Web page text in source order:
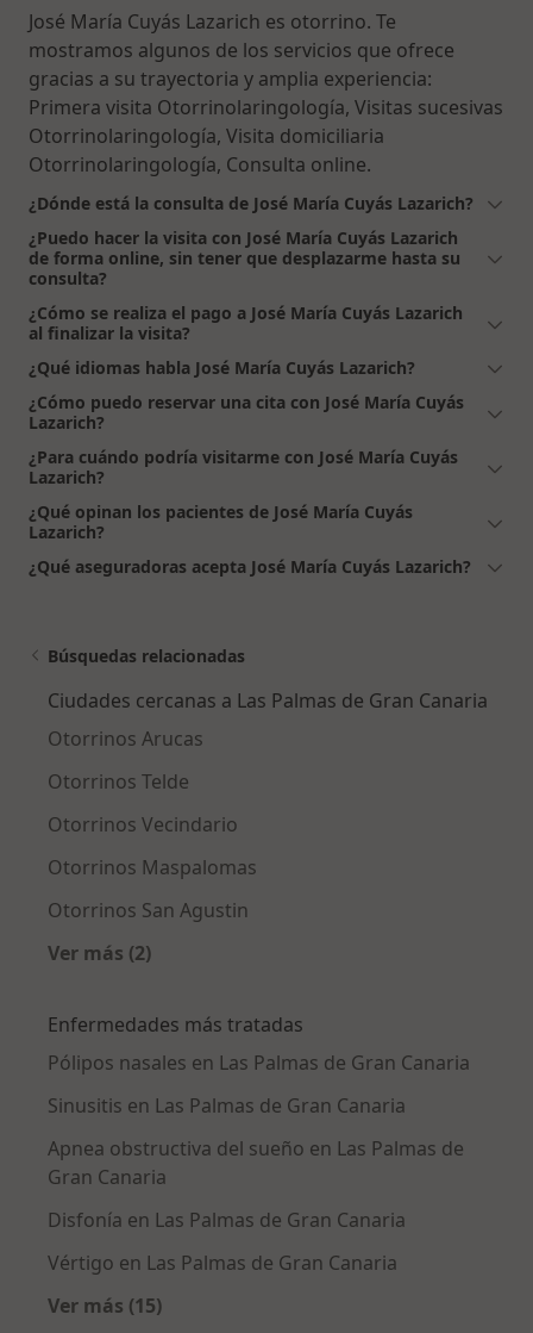
José María Cuyás Lazarich es otorrino. Te
mostramos algunos de los servicios que ofrece
gracias a su trayectoria y amplia experiencia:
Primera visita Otorrinolaringología, Visitas sucesivas
Otorrinolaringología, Visita domiciliaria
Otorrinolaringología, Consulta online.
¿Dónde está la consulta de José María Cuyás Lazarich?
¿Puedo hacer la visita con José María Cuyás Lazarich
de forma online, sin tener que desplazarme hasta su
consulta?
¿Cómo se realiza el pago a José María Cuyás Lazarich
al finalizar la visita?
¿Qué idiomas habla José María Cuyás Lazarich?
¿Cómo puedo reservar una cita con José María Cuyás
Lazarich?
¿Para cuándo podría visitarme con José María Cuyás
Lazarich?
¿Qué opinan los pacientes de José María Cuyás
Lazarich?
¿Qué aseguradoras acepta José María Cuyás Lazarich?
Búsquedas relacionadas
Ciudades cercanas a Las Palmas de Gran Canaria
Otorrinos Arucas
Otorrinos Telde
Otorrinos Vecindario
Otorrinos Maspalomas
Otorrinos San Agustin
Ver más (2)
Enfermedades más tratadas
Pólipos nasales en Las Palmas de Gran Canaria
Sinusitis en Las Palmas de Gran Canaria
Apnea obstructiva del sueño en Las Palmas de
Gran Canaria
Disfonía en Las Palmas de Gran Canaria
Vértigo en Las Palmas de Gran Canaria
Ver más (15)